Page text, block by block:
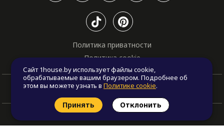
Политика приватности
Политика cookie
Сайт 1house.by использует файлы cookie,
обрабатываемые вашим браузером. Подробнее об
этом вы можете узнать вПолитике cookie.
Принять Отклонить